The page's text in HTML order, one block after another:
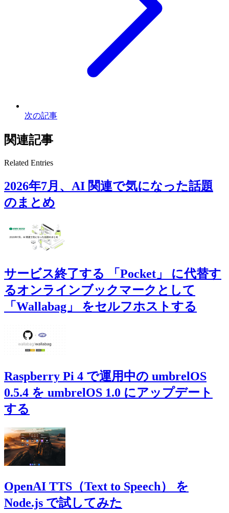
次の記事
関連記事
Related Entries
2026年7月、AI 関連で気になった話題
のまとめ
サービス終了する 「Pocket」 に代替す
るオンラインブックマークとして
「Wallabag」 をセルフホストする
Raspberry Pi 4 で運用中の umbrelOS
0.5.4 を umbrelOS 1.0 にアップデート
する
OpenAI TTS（Text to Speech） を
Node.js で試してみた